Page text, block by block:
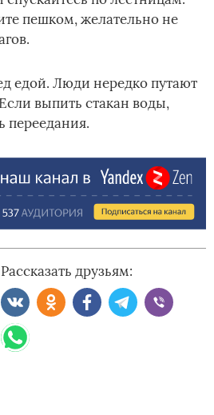
пешком, желательно не
едой. Люди нередко путают
выпить стакан воды,
переедания.
Рассказать друзьям: